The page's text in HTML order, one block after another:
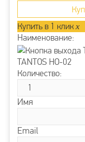
Купить в 1 клик x
Наименование:
TANTOS HO-02
Количество:
Имя
Email